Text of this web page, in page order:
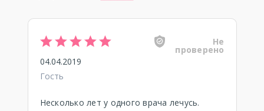
Не
проверено
04.04.2019
Гость
Несколько лет у одного врача лечусь.